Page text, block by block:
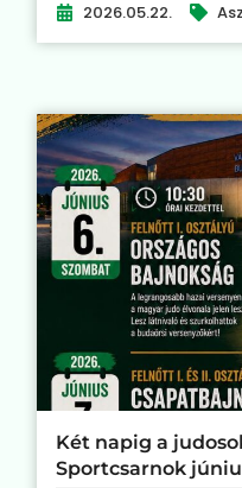
2026.05.22.
Két napig a
Sportcsarnok